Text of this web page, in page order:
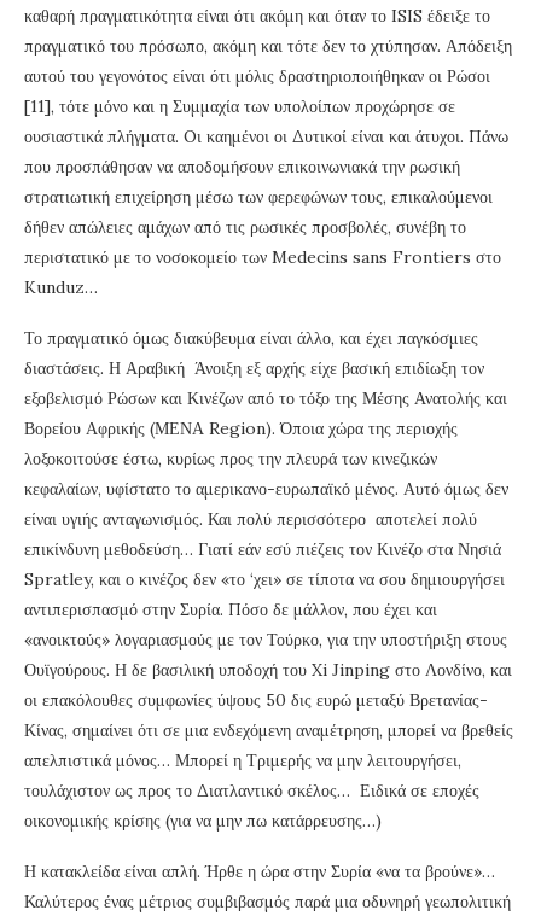
καθαρή πραγματικότητα είναι ότι ακόμη και όταν το ISIS έδειξε το
πραγματικό του πρόσωπο, ακόμη και τότε δεν το χτύπησαν. Απόδειξη
αυτού του γεγονότος είναι ότι μόλις δραστηριοποιήθηκαν οι Ρώσοι
[11], τότε μόνο και η Συμμαχία των υπολοίπων προχώρησε σε
ουσιαστικά πλήγματα. Oι καημένοι οι Δυτικοί είναι και άτυχοι. Πάνω
που προσπάθησαν να αποδομήσουν επικοινωνιακά την ρωσική
στρατιωτική επιχείρηση μέσω των φερεφώνων τους, επικαλούμενοι
δήθεν απώλειες αμάχων από τις ρωσικές προσβολές, συνέβη το
περιστατικό με το νοσοκομείο των Medecins sans Frontiers στο
Kunduz…
Το πραγματικό όμως διακύβευμα είναι άλλο, και έχει παγκόσμιες
διαστάσεις. Η Αραβική Άνοιξη εξ αρχής είχε βασική επιδίωξη τον
εξοβελισμό Ρώσων και Κινέζων από το τόξο της Μέσης Ανατολής και
Βορείου Αφρικής (ΜΕΝΑ Region). Όποια χώρα της περιοχής
λοξοκοιτούσε έστω, κυρίως προς την πλευρά των κινεζικών
κεφαλαίων, υφίστατο το αμερικανο-ευρωπαϊκό μένος. Αυτό όμως δεν
είναι υγιής ανταγωνισμός. Και πολύ περισσότερο αποτελεί πολύ
επικίνδυνη μεθοδεύση… Γιατί εάν εσύ πιέζεις τον Κινέζο στα Νησιά
Spratley, και ο κινέζος δεν «το ‘χει» σε τίποτα να σου δημιουργήσει
αντιπερισπασμό στην Συρία. Πόσο δε μάλλον, που έχει και
«ανοικτούς» λογαριασμούς με τον Τούρκο, για την υποστήριξη στους
Ουϊγούρους. Η δε βασιλική υποδοχή του Xi Jinping στο Λονδίνο, και
οι επακόλουθες συμφωνίες ύψους 50 δις ευρώ μεταξύ Βρετανίας-
Κίνας, σημαίνει ότι σε μια ενδεχόμενη αναμέτρηση, μπορεί να βρεθείς
απελπιστικά μόνος… Μπορεί η Τριμερής να μην λειτουργήσει,
τουλάχιστον ως προς το Διατλαντικό σκέλος… Ειδικά σε εποχές
οικονομικής κρίσης (για να μην πω κατάρρευσης…)
Η κατακλείδα είναι απλή. Ήρθε η ώρα στην Συρία «να τα βρούνε»…
Καλύτερος ένας μέτριος συμβιβασμός παρά μια οδυνηρή γεωπολιτική